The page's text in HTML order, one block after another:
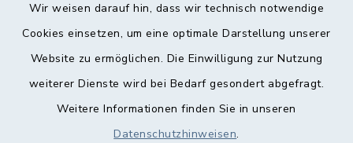
Wir weisen darauf hin, dass wir technisch notwendige
Cookies einsetzen, um eine optimale Darstellung unserer
Website zu ermöglichen. Die Einwilligung zur Nutzung
weiterer Dienste wird bei Bedarf gesondert abgefragt.
Weitere Informationen finden Sie in unseren
Datenschutzhinweisen.
Barrierefreiheit